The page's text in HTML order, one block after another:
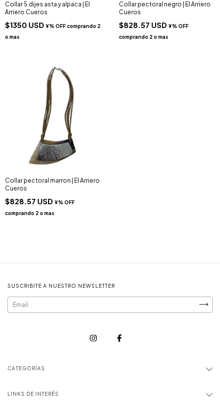
Collar 5 dijes asta y alpaca | El
Arriero Cueros
$1350 USD
Collar pectoral negro | El Arriero
Cueros
$828.57 USD
Collar pectoral marron | El Arriero
Cueros
$828.57 USD
SUSCRIBITE A NUESTRO NEWSLETTER
CATEGORÍAS
LINKS DE INTERÉS